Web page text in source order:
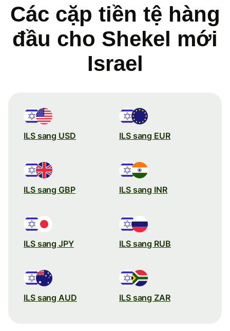
Các cặp tiền tệ hàng
đầu cho Shekel mới
Israel
ILS sang USD ILS sang EUR
ILS sang GBP ILS sang INR
ILS sang JPY ILS sang RUB
ILS sang AUD ILS sang ZAR